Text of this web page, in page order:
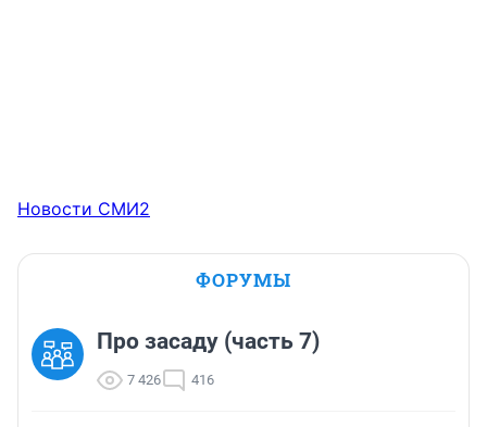
Новости СМИ2
ФОРУМЫ
Про засаду (часть 7)
7 426 416